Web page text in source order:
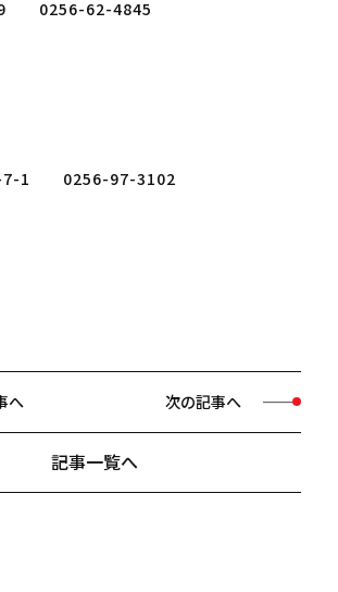
　　0256-62-4845
7-1　　0256-97-3102
へ
記事一覧へ
次の記事へ